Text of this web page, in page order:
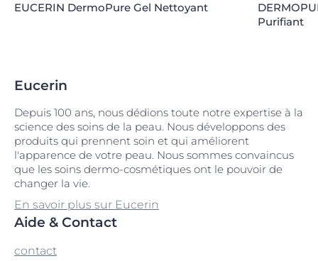
EUCERIN DermoPure Gel Nettoyant
Purifiant
Eucerin
Depuis 100 ans, nous dédions toute notre expertise à la
science des soins de la peau. Nous développons des
produits qui prennent soin et qui améliorent
l'apparence de votre peau. Nous sommes convaincus
que les soins dermo-cosmétiques ont le pouvoir de
changer la vie.
En savoir plus sur Eucerin
Aide & Contact
contact